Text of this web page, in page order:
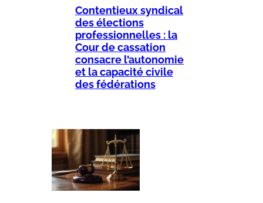
Contentieux syndical
des élections
professionnelles : la
Cour de cassation
consacre l’autonomie
et la capacité civile
des fédérations